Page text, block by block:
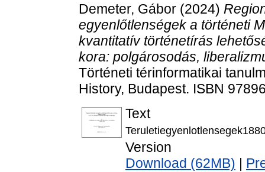
Demeter, Gábor (2024)
egyenlőtlenségek a történeti
kvantitatív történetírás
kora: polgárosodás,
Történeti térinformatikai
History, Budapest. ISBN
Text
Version
Download (62MB)